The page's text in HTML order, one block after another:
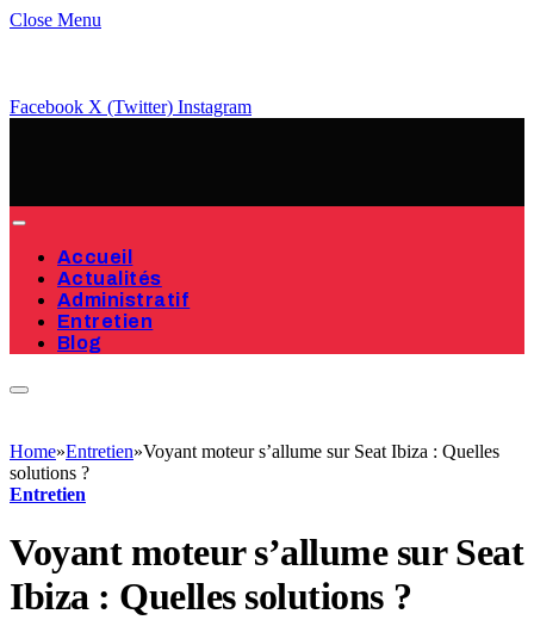
Close Menu
Facebook X (Twitter) Instagram
Accueil
Actualités
Administratif
Entretien
Blog
Home»Entretien»Voyant moteur s’allume sur Seat Ibiza : Quelles
solutions ?
Entretien
Voyant moteur s’allume sur Seat
Ibiza : Quelles solutions ?